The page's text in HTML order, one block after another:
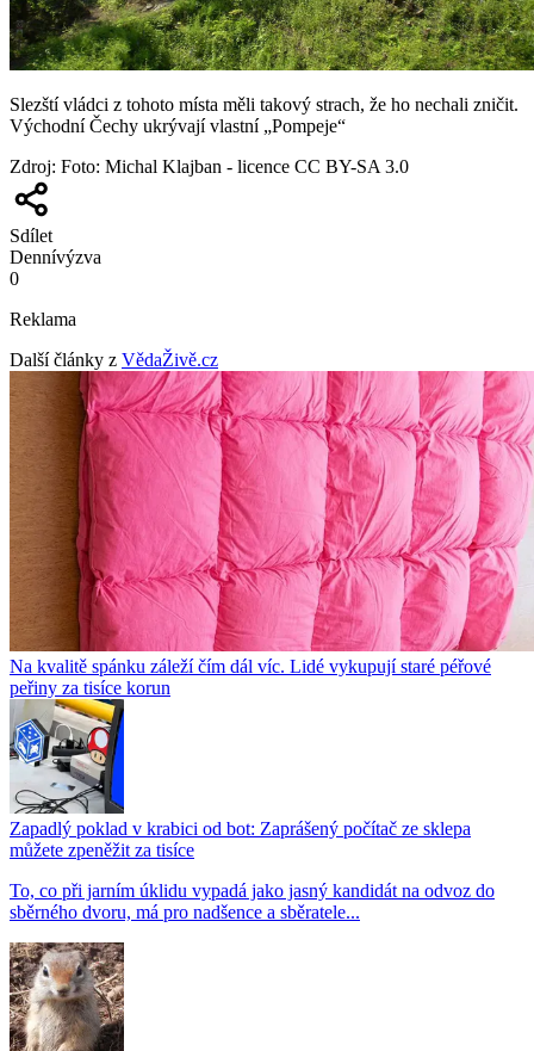
Slezští vládci z tohoto místa měli takový strach, že ho nechali zničit.
Východní Čechy ukrývají vlastní „Pompeje“
Zdroj: Foto: Michal Klajban - licence CC BY-SA 3.0
Sdílet
Dennívýzva
0
Reklama
Další články z VědaŽivě.cz
Na kvalitě spánku záleží čím dál víc. Lidé vykupují staré péřové
peřiny za tisíce korun
Zapadlý poklad v krabici od bot: Zaprášený počítač ze sklepa
můžete zpeněžit za tisíce
To, co při jarním úklidu vypadá jako jasný kandidát na odvoz do
sběrného dvoru, má pro nadšence a sběratele...